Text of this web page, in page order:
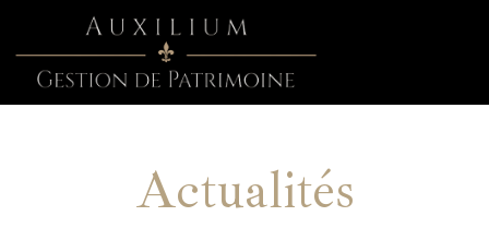
Actualités